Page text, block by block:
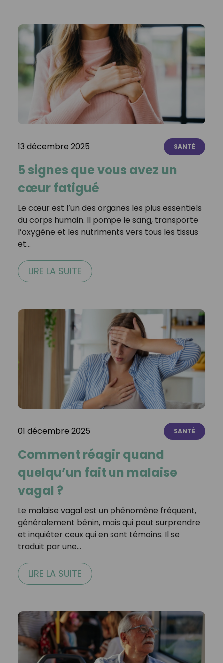
13 décembre 2025 SANTÉ
5 signes que vous avez un
cœur fatigué
Le cœur est l’un des organes les plus essentiels
du corps humain. Il pompe le sang, transporte
l’oxygène et les nutriments vers tous les tissus
et…
LIRE LA SUITE
01 décembre 2025 SANTÉ
Comment réagir quand
quelqu’un fait un malaise
vagal ?
Le malaise vagal est un phénomène fréquent,
généralement bénin, mais qui peut surprendre
et inquiéter ceux qui en sont témoins. Il se
traduit par une…
LIRE LA SUITE